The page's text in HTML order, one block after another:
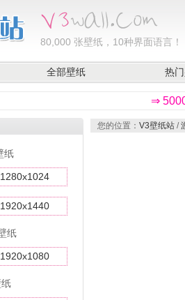
80,000 张壁纸，10种界面语言！
全部壁纸 热
⇒
纸
1280x1024
1920x1440
纸
1920x1080
您的位置： V3壁纸站 /